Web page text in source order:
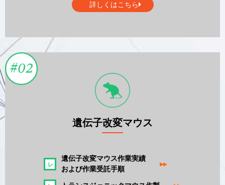
詳しくはこちら
遺伝子改変マウス
遺伝子改変マウス作業実績
および作業受託手順
▸▸